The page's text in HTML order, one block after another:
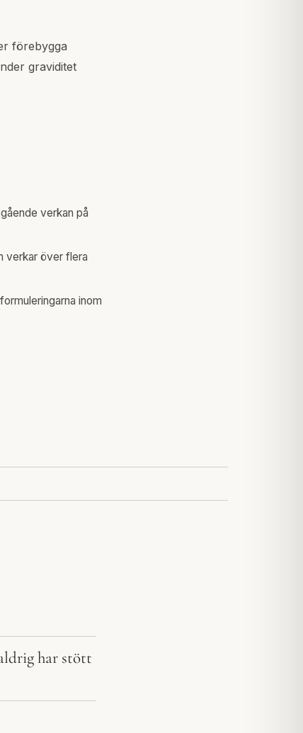
förebygga
graviditet
verkan på
verkar över flera
inom
har stött